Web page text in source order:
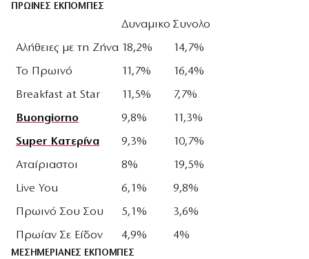
ΠΡΩΙΝΕΣ ΕΚΠΟΜΠΕΣ
Δυναμικο Συνολο
Αλήθειες με τη Ζήνα 18,2%
14,7%
Το Πρωινό
11,7%
16,4%
Breakfast at Star
11,5%
7,7%
Buongiorno
9,8%
11,3%
Super Κατερίνα
9,3%
10,7%
Αταίριαστοι
8%
19,5%
Live You
6,1%
9,8%
Πρωινό Σου Σου
5,1%
3,6%
Πρωίαν Σε Είδον
4,9% 4%
ΜΕΣΗΜΕΡΙΑΝΕΣ ΕΚΠΟΜΠΕΣ